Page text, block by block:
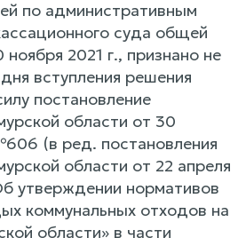
по административным
суда общей
2021 г., признано не
вступления решения
постановление
области от 30
(в ред. постановления
области от 22 апреля
утверждении нормативов
коммунальных отходов на
области» в части